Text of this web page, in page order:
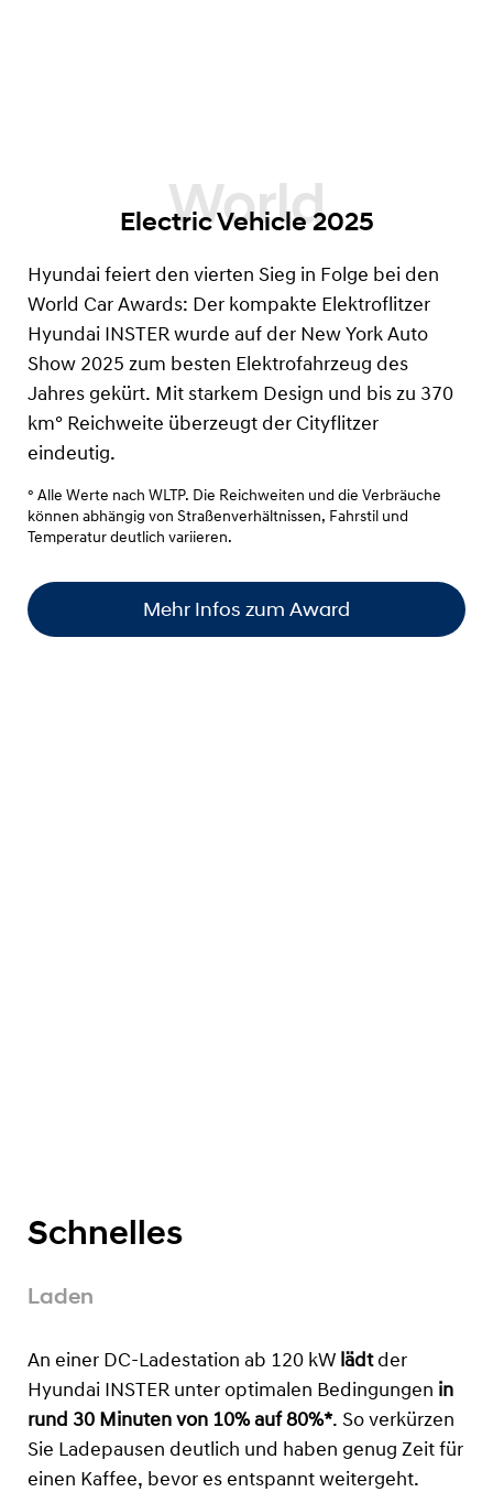
Electric Vehicle 2025
Hyundai feiert den vierten Sieg in Folge bei den
World Car Awards: Der kompakte Elektroflitzer
Hyundai INSTER wurde auf der New York Auto
Show 2025 zum besten Elektrofahrzeug des
Jahres gekürt. Mit starkem Design und bis zu 370
km° Reichweite überzeugt der Cityflitzer
eindeutig.
° Alle Werte nach WLTP. Die Reichweiten und die Verbräuche
können abhängig von Straßenverhältnissen, Fahrstil und
Temperatur deutlich variieren.
Mehr Infos zum Award
Schnelles
Laden
An einer DC-Ladestation ab 120 kW lädt der
Hyundai INSTER unter optimalen Bedingungen in
rund 30 Minuten von 10% auf 80%*. So verkürzen
Sie Ladepausen deutlich und haben genug Zeit für
einen Kaffee, bevor es entspannt weitergeht.